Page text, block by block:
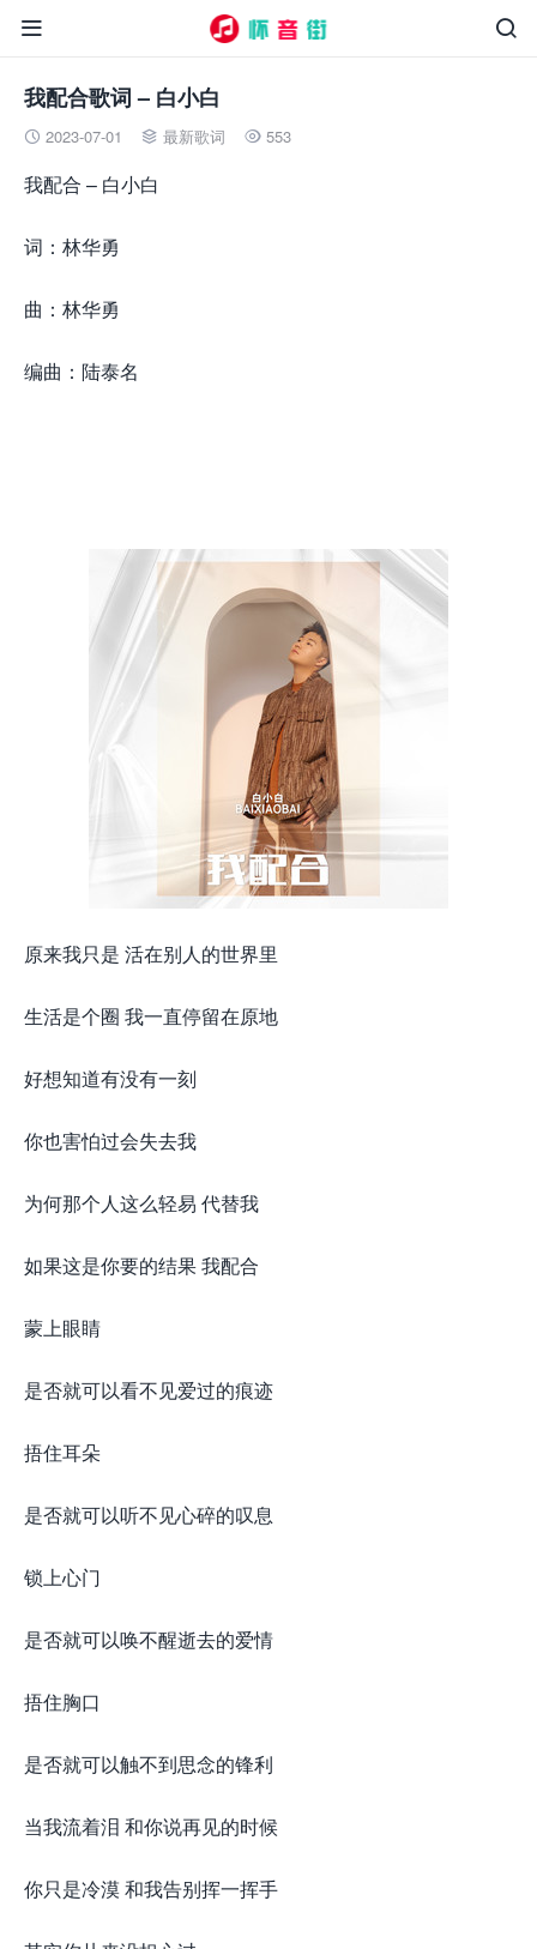


我配合歌词 – 白小白
 2023-07-01  最新歌词  553
我配合 – 白小白
词：林华勇
曲：林华勇
编曲：陆泰名
原来我只是 活在别人的世界里
生活是个圈 我一直停留在原地
好想知道有没有一刻
你也害怕过会失去我
为何那个人这么轻易 代替我
如果这是你要的结果 我配合
蒙上眼睛
是否就可以看不见爱过的痕迹
捂住耳朵
是否就可以听不见心碎的叹息
锁上心门
是否就可以唤不醒逝去的爱情
捂住胸口
是否就可以触不到思念的锋利
当我流着泪 和你说再见的时候
你只是冷漠 和我告别挥一挥手